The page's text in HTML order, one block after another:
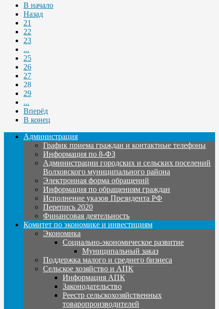
В начало
Назад
21
22
23
...
25
26
27
28
29
...
Вперёд
В конец
Администрация
График приема граждан и контактные телефоны
Информация по 8-ФЗ
Администрации городских и сельских поселений
Волховского муниципального района
Электронная форма обращений
Информация по обращениям граждан
Исполнение указов Президента РФ
Перепись 2020
Финансовая деятельность
Комитет по экономике и инвестициям
Экономика
Социально-экономическое развитие
Муниципальный заказ
Поддержка малого и среднего бизнеса
Сельское хозяйство и АПК
Информация АПК
Законодательство
Реестр сельскохозяйственных
товаропроизводителей